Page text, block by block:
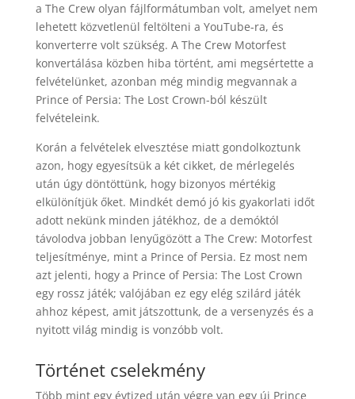
a The Crew olyan fájlformátumban volt, amelyet nem
lehetett közvetlenül feltölteni a YouTube-ra, és
konverterre volt szükség. A The Crew Motorfest
konvertálása közben hiba történt, ami megsértette a
felvételünket, azonban még mindig megvannak a
Prince of Persia: The Lost Crown-ból készült
felvételeink.
Korán a felvételek elvesztése miatt gondolkoztunk
azon, hogy egyesítsük a két cikket, de mérlegelés
után úgy döntöttünk, hogy bizonyos mértékig
elkülönítjük őket. Mindkét demó jó kis gyakorlati időt
adott nekünk minden játékhoz, de a demóktól
távolodva jobban lenyűgözött a The Crew: Motorfest
teljesítménye, mint a Prince of Persia. Ez most nem
azt jelenti, hogy a Prince of Persia: The Lost Crown
egy rossz játék; valójában ez egy elég szilárd játék
ahhoz képest, amit játszottunk, de a versenyzés és a
nyitott világ mindig is vonzóbb volt.
Történet cselekmény
Több mint egy évtized után végre van egy új Prince